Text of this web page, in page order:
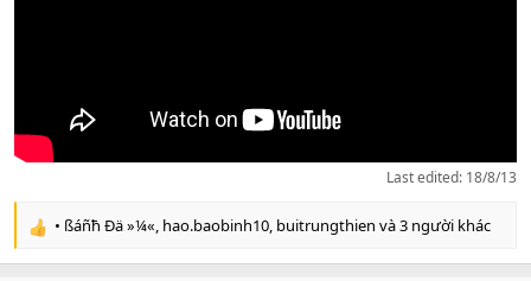
Last edited: 18/8/13
R
• ßáñħ Ðä »¼«, hao.baobinh10, buitrungthien và 3 người khác